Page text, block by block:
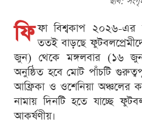
ফি ফা বিশ্বকাপ ২০২৬-এর
ততই বাড়ছে
জুন) থেকে মঙ্গলবার (১৬
অনুষ্ঠিত হবে মোট পাঁচটি
আফ্রিকা ও ওশেনিয়া অঞ্চলের
নামায় দিনটি হতে যাচ্ছে
আকর্ষণীয়।